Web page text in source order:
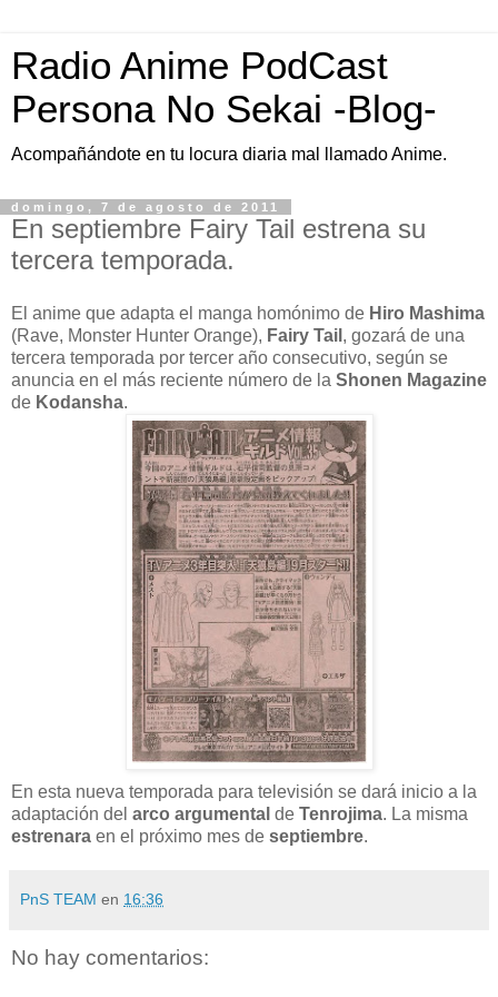
Radio Anime PodCast
Persona No Sekai -Blog-
Acompañándote en tu locura diaria mal llamado Anime.
domingo, 7 de agosto de 2011
En septiembre Fairy Tail estrena su
tercera temporada.
El anime que adapta el manga homónimo de Hiro Mashima
(Rave, Monster Hunter Orange), Fairy Tail , gozará de una
tercera temporada por tercer año consecutivo, según se
anuncia en el más reciente número de la Shonen Magazine
de Kodansha.
En esta nueva temporada para televisión se dará inicio a la
adaptación del arco argumental de Tenrojima. La misma
estrenara en el próximo mes de septiembre.
PnS TEAM en 16:36
No hay comentarios: